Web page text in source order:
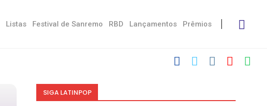
Listas Festival de Sanremo RBD Lançamentos Prêmios
SIGA LATINPOP